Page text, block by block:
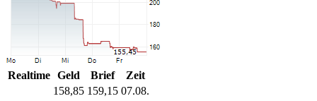
Realtime Geld Brief
Zeit
158,85 159,15 07.08.